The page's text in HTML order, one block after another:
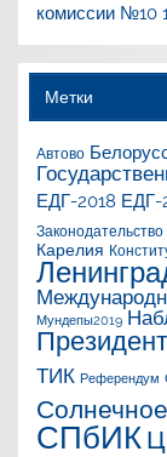
комиссии №10
Метки
Автово
ЕДГ-2018 ЕДГ-
Законодательство
Карелия
Мундепы2019
ТИК Референдум
Солнечное
СПбИК